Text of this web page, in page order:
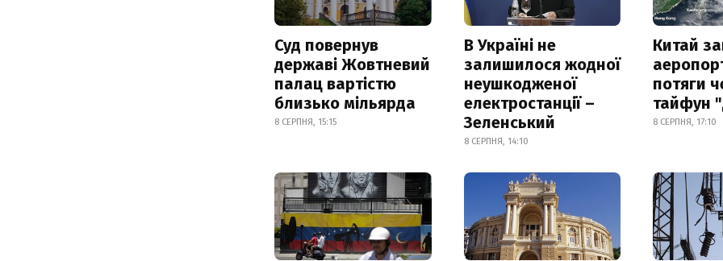
Суд повернув
державі Жовтневий
палац вартістю
близько мільярда
8 СЕРПНЯ, 15:15
В Україні не
залишилося жодної
неушкодженої
електростанції –
Зеленський
8 СЕРПНЯ, 14:10
Китай
потяги
тайфун
8 СЕРПНЯ, 17:10